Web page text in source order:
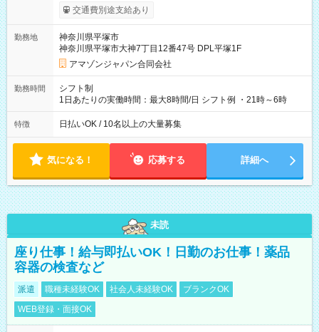
まで昇給の機会があります。 ■正社員登用制度あり ※月末締/翌
月25日支払い ※時間外手当、別途支給 ※深夜割増賃金 (22:00～
☆Amazon直雇用で安定して働けます！ 【試用期間】試用期間
あり 試用期間の長さ：1週間 雇用形態、給与は本採用時と同じ
です。
交通費別途支給あり
勤務地
神奈川県平塚市
神奈川県平塚市大神7丁目12番47号 DPL平塚1F
アマゾンジャパン合同会社
勤務時間
シフト制
1日あたりの実働時間：最大8時間/日 シフト例 ・21時～6時
特徴 日払いOK / 10名以上の大量募集
気になる！ 応募する 詳細へ
未読
座り仕事！給与即払いOK！日勤のお仕事！薬品
容器の検査など
派遣 職種未経験OK 社会人未経験OK
ブランクOK
WEB登録・面接OK